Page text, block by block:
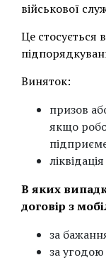
військової
Це стосується
Виняток:
призов
якщо
В яких
договір з
за
за угодою